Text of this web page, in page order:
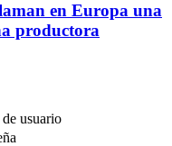
en Europa una
productora
usuario